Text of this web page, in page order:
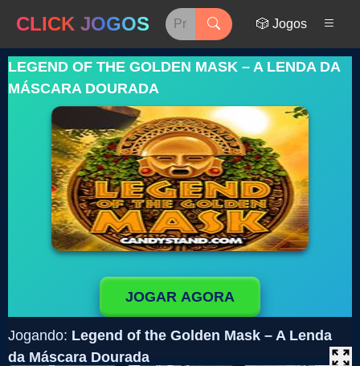
CLICK JOGOS 🎲 Jogos
LEGEND OF THE GOLDEN MASK – A LENDA DA
MÁSCARA DOURADA
JOGAR AGORA
Jogando: Legend of the Golden Mask – A Lenda
da Máscara Dourada